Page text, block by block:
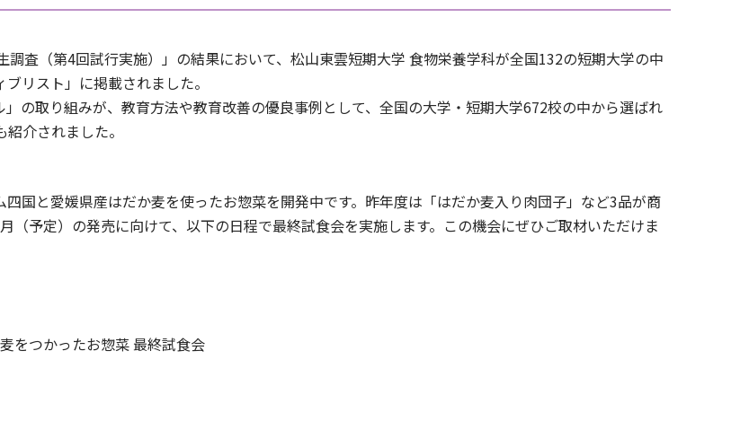
査（第4回試行実施）」の結果において、松山東雲短期大学 食物栄養学科が全国132の短期大学の中
リスト」に掲載されました。
の取り組みが、教育方法や教育改善の優良事例として、全国の大学・短期大学672校の中から選ばれ
紹介されました。
国と愛媛県産はだか麦を使ったお惣菜を開発中です。昨年度は「はだか麦入り肉団子」など3品が商
（予定）の発売に向けて、以下の日程で最終試食会を実施します。この機会にぜひご取材いただけま
をつかったお惣菜 最終試食会